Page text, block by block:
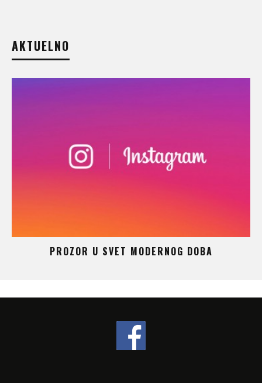
AKTUELNO
PROZOR U SVET MODERNOG DOBA